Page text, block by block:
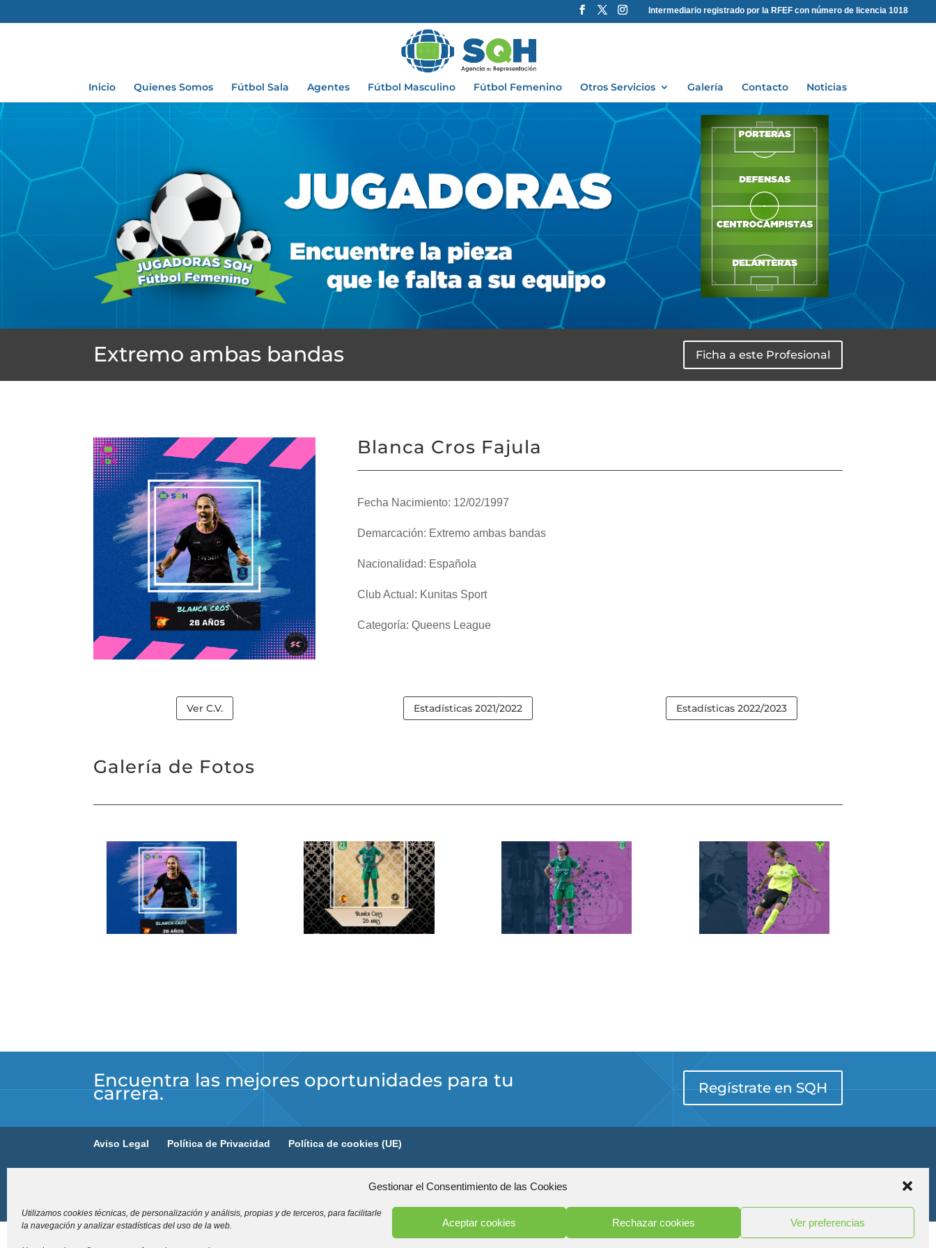
Gestionar el Consentimiento de las Cookies
Utilizamos cookies técnicas, de personalización y análisis, propias y de terceros, para facilitarle
la navegación y analizar estadísticas del uso de la web.
Aceptar cookies Rechazar cookies Ver preferencias
Intermediario registrado por la RFEF con número de licencia 1018
Inicio Quienes Somos Fútbol Sala Agentes Fútbol Masculino Fútbol Femenino Otros Servicios Galería Contacto Noticias
Jugador
Jugador
Jugador
Jugador
Extremo ambas bandas Ficha a este Profesional
Blanca Cros Fajula
Fecha Nacimiento: 12/02/1997
Demarcación: Extremo ambas bandas
Nacionalidad: Española
Club Actual: Kunitas Sport
Categoría: Queens League
Ver C.V. Estadísticas 2021/2022 Estadísticas 2022/2023
Galería de Fotos
Encuentra las mejores oportunidades para tu
carrera. Regístrate en SQH
Aviso Legal Política de Privacidad Política de cookies (UE)